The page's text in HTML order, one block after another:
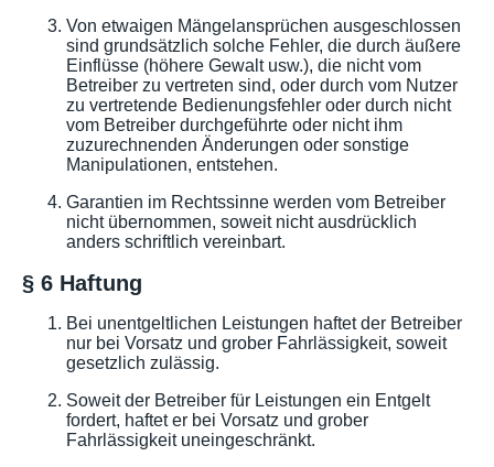
Von etwaigen Mängelansprüchen ausgeschlossen
sind grundsätzlich solche Fehler, die durch äußere
Einflüsse (höhere Gewalt usw.), die nicht vom
Betreiber zu vertreten sind, oder durch vom Nutzer
zu vertretende Bedienungsfehler oder durch nicht
vom Betreiber durchgeführte oder nicht ihm
zuzurechnenden Änderungen oder sonstige
Manipulationen, entstehen.
Garantien im Rechtssinne werden vom Betreiber
nicht übernommen, soweit nicht ausdrücklich
anders schriftlich vereinbart.
§ 6 Haftung
Bei unentgeltlichen Leistungen haftet der Betreiber
nur bei Vorsatz und grober Fahrlässigkeit, soweit
gesetzlich zulässig.
Soweit der Betreiber für Leistungen ein Entgelt
fordert, haftet er bei Vorsatz und grober
Fahrlässigkeit uneingeschränkt.